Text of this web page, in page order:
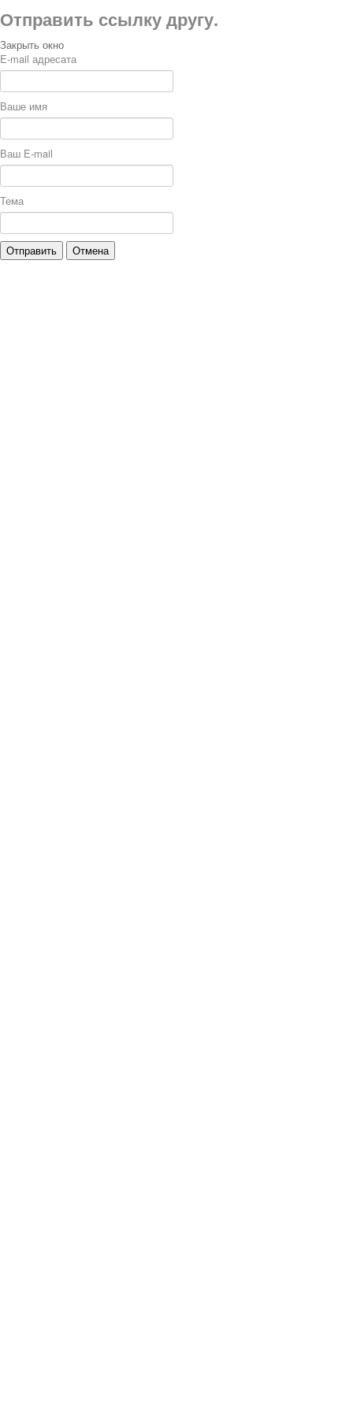
Отправить ссылку другу.
Закрыть окно
E-mail адресата
Ваше имя
Ваш E-mail
Тема
Отправить Отмена